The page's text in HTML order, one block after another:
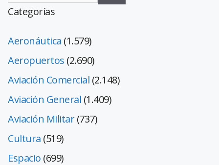
Categorías
Aeronáutica (1.579)
Aeropuertos (2.690)
Aviación Comercial (2.148)
Aviación General (1.409)
Aviación Militar(737)
Cultura (519)
Espacio (699)